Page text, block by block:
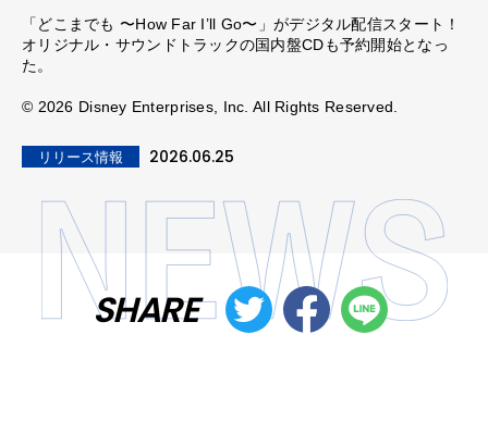
「どこまでも 〜How Far I’ll Go〜」がデジタル配信スタート！
オリジナル・サウンドトラックの国内盤CDも予約開始となっ
た。
© 2026 Disney Enterprises, Inc. All Rights Reserved.
リリース情報 2026.06.25
SHARE